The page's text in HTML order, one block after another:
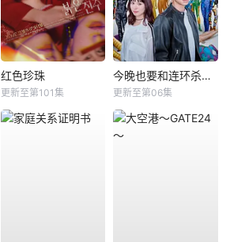
红色珍珠
更新至第101集
今晚也要和连环杀手约会
更新至第06集